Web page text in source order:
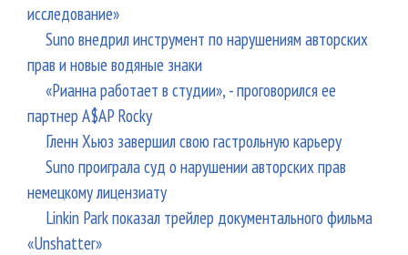
исследование»
Suno внедрил инструмент по нарушениям авторских
прав и новые водяные знаки
«Рианна работает в студии», - проговорился ее
партнер A$AP Rocky
Гленн Хьюз завершил свою гастрольную карьеру
Suno проиграла суд о нарушении авторских прав
немецкому лицензиату
Linkin Park показал трейлер документального фильма
«Unshatter»